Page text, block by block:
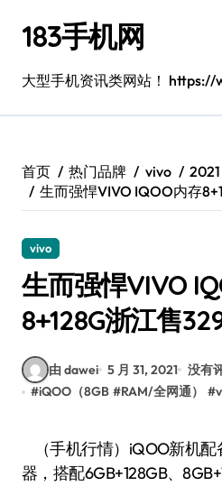
183手机网
大型手机资讯类网站！ https://
首页 热门品牌 vivo
2021
生而强悍VIVO IQOO内存
vivo
生而强悍VIVO
8+128G浙江售
由 dawei 5 月 31, 2021 没有
#iQOO（8GB #RAM/全网通） #
（手机行情）iQOO新机配备高通骁龙855处理
器，搭配6GB+128GB、